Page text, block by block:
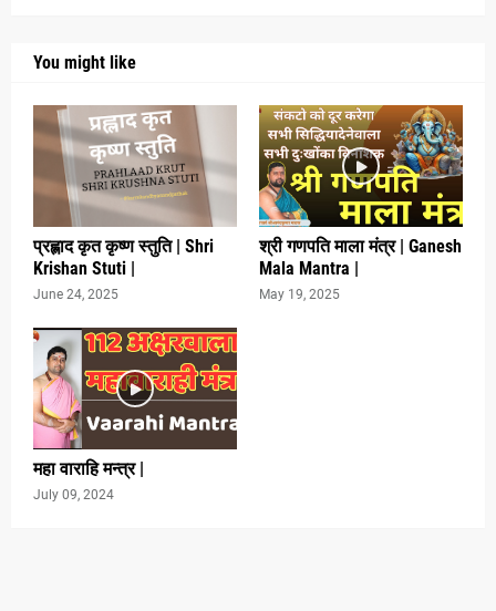
You might like
प्रह्लाद कृत कृष्ण स्तुति | Shri
Krishan Stuti |
June 24, 2025
श्री गणपति माला मंत्र | Ganesh
Mala Mantra |
May 19, 2025
महा वाराहि मन्त्र |
July 09, 2024